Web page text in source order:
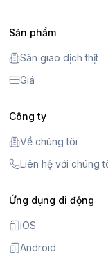
Sản phẩm
Sàn giao dịch thịt
Giá
Công ty
Về chúng tôi
Liên hệ với chúng
Ứng dụng di động
iOS
Android